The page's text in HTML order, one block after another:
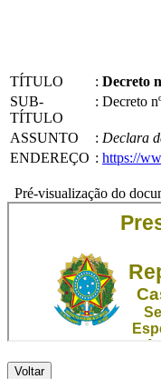
TÍTULO : Decreto
SUB-
TÍTULO
: Decreto
ASSUNTO : Declara
ENDEREÇO : https://
Pré-visualização do
Voltar